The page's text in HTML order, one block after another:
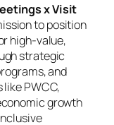
x Visit
to position
high-value,
strategic
and
PWCC,
growth